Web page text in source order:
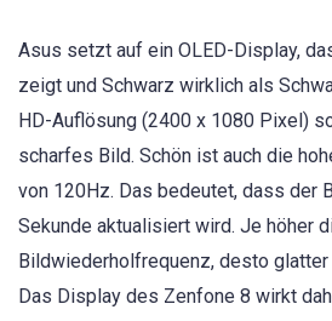
Asus setzt auf ein OLED-Display,
zeigt und Schwarz wirklich als
HD-Auflösung (2400 x 1080 Pixel)
scharfes Bild. Schön ist auch die
von 120Hz. Das bedeutet, dass der
Sekunde aktualisiert wird. Je höher
Bildwiederholfrequenz, desto
Das Display des Zenfone 8 wirkt